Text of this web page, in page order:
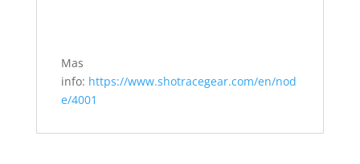
Mas
info: https://www.shotracegear.com/en/nod
e/4001